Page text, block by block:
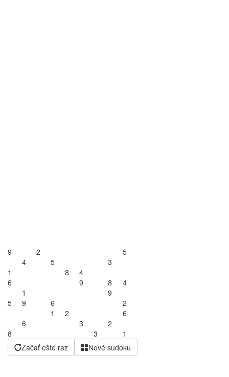
9 2
5
4
5
3
1
8
4
6
9 8
4
1
9
5
9 6
2
1
2
6
6
3
2
8
3
1
Začať ešte raz
Nové sudoku